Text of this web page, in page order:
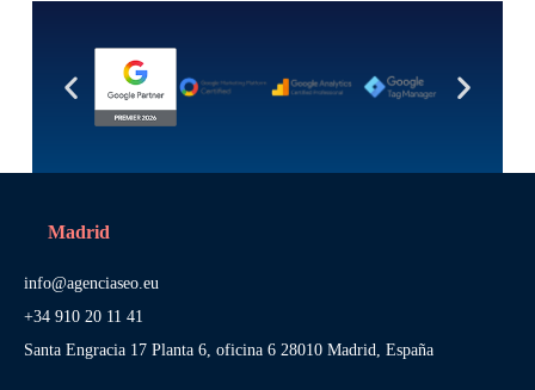
Madrid
info@agenciaseo.eu
+34 910 20 11 41
Santa Engracia 17 Planta 6, oficina 6 28010 Madrid, España